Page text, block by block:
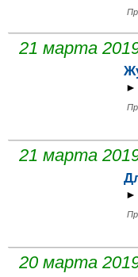
21 марта
►
21 марта
►
20 марта